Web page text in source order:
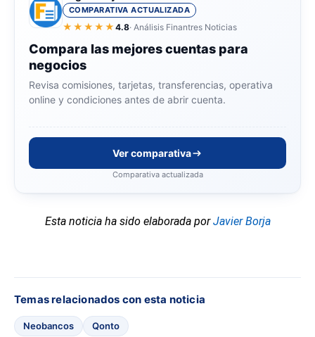
COMPARATIVA ACTUALIZADA
★★★★★ 4.8· Análisis Finantres Noticias
Compara las mejores cuentas para
negocios
Revisa comisiones, tarjetas, transferencias, operativa
online y condiciones antes de abrir cuenta.
Ver comparativa
Comparativa actualizada
Esta noticia ha sido elaborada porJavier Borja
Temas relacionados con esta noticia
Neobancos Qonto